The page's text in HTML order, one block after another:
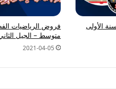
الأولى
فروض الرياضيات
متوسط – الجيل
2021-04-05